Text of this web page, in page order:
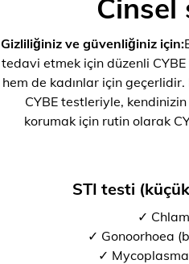
Cinsel
Gizliliğiniz ve güvenliğiniz için:
tedavi etmek için düzenli
hem de kadınlar için
CYBE testleriyle, kendinizin
korumak için rutin olarak
STI testi
✓
✓ Gonoorhoea
✓